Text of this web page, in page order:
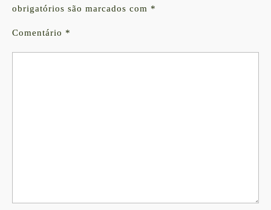
obrigatórios são marcados com *
Comentário *